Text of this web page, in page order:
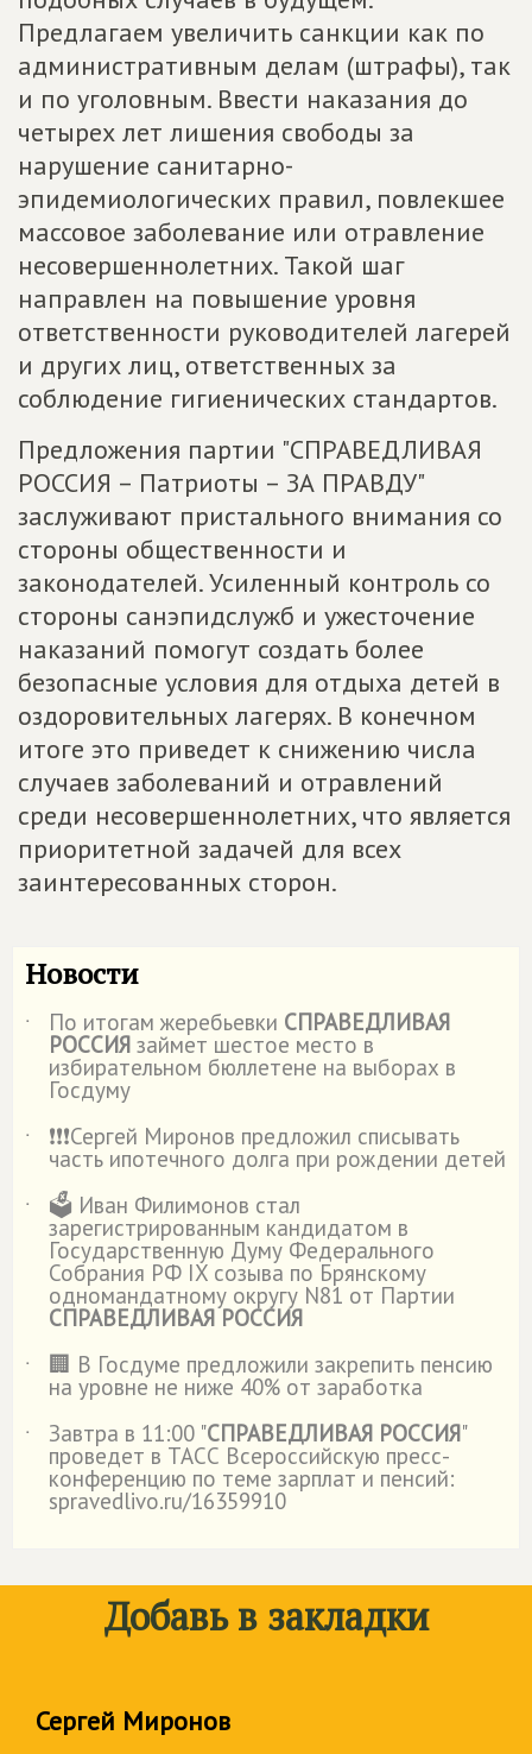
Предлагаем увеличить санкции как по
административным делам (штрафы), так
и по уголовным. Ввести наказания до
четырех лет лишения свободы за
нарушение санитарно-
эпидемиологических правил, повлекшее
массовое заболевание или отравление
несовершеннолетних. Такой шаг
направлен на повышение уровня
ответственности руководителей лагерей
и других лиц, ответственных за
соблюдение гигиенических стандартов.
Предложения партии "СПРАВЕДЛИВАЯ
РОССИЯ – Патриоты – ЗА ПРАВДУ"
заслуживают пристального внимания со
стороны общественности и
законодателей. Усиленный контроль со
стороны санэпидслужб и ужесточение
наказаний помогут создать более
безопасные условия для отдыха детей в
оздоровительных лагерях. В конечном
итоге это приведет к снижению числа
случаев заболеваний и отравлений
среди несовершеннолетних, что является
приоритетной задачей для всех
заинтересованных сторон.
Новости
˙ По итогам жеребьевки СПРАВЕДЛИВАЯ
РОССИЯ займет шестое место в
избирательном бюллетене на выборах в
Госдуму
˙
❗️❗️❗️Сергей Миронов предложил списывать
часть ипотечного долга при рождении детей
˙
🗳️ Иван Филимонов стал
зарегистрированным кандидатом в
Государственную Думу Федерального
Собрания РФ IX созыва по Брянскому
одномандатному округу N81 от Партии
СПРАВЕДЛИВАЯ РОССИЯ
˙
🏢 В Госдуме предложили закрепить пенсию
на уровне не ниже 40% от заработка
˙
Завтра в 11:00 "СПРАВЕДЛИВАЯ РОССИЯ"
проведет в ТАСС Всероссийскую пресс-
конференцию по теме зарплат и пенсий:
spravedlivo.ru/16359910
Добавь в закладки
Сергей Миронов